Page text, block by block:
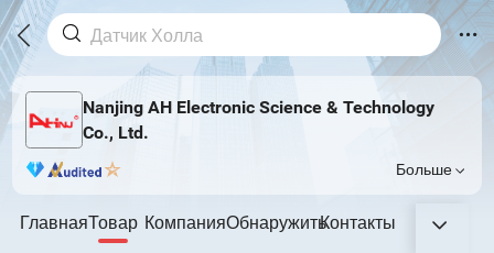
Nanjing AH Electronic Science & Technology
Co., Ltd.
Больше
ГлавнаяТовар КомпанияОбнаружитьКонтакты